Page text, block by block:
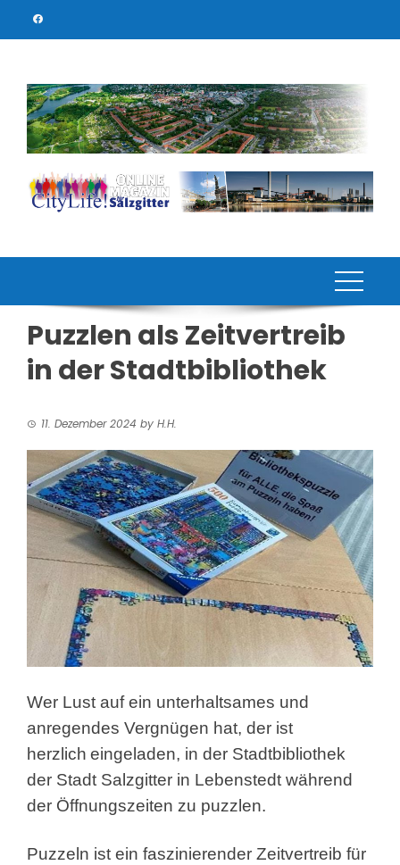
Puzzlen als Zeitvertreib
in der Stadtbibliothek
11. Dezember 2024 by H.H.
Wer Lust auf ein unterhaltsames und
anregendes Vergnügen hat, der ist
herzlich eingeladen, in der Stadtbibliothek
der Stadt Salzgitter in Lebenstedt während
der Öffnungszeiten zu puzzlen.
Puzzeln ist ein faszinierender Zeitvertreib für